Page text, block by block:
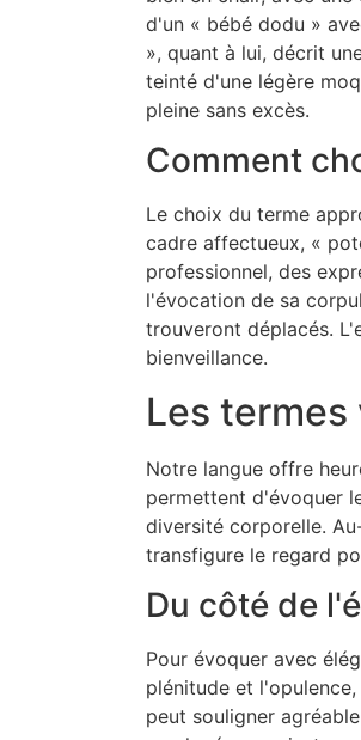
d'un « bébé dodu »
», quant à lui, décrit
teinté d'une légère
pleine sans excès.
Comment
Le choix du terme
cadre affectueux, «
professionnel, des
l'évocation de sa
trouveront déplacés.
bienveillance.
Les
Notre langue offre
permettent d'évoquer
diversité corporelle.
transfigure le regard
Du côté de
Pour évoquer avec
plénitude et
peut souligner